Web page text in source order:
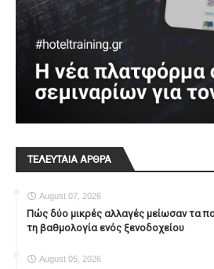
ΤΕΛΕΥΤΑΙΑ ΑΡΘΡΑ
August 07, 2026
Πώς δύο μικρές αλλαγές μείωσαν τα
τη βαθμολογία ενός ξενοδοχείου
August 05, 2026